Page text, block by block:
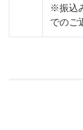
※振込
でのご